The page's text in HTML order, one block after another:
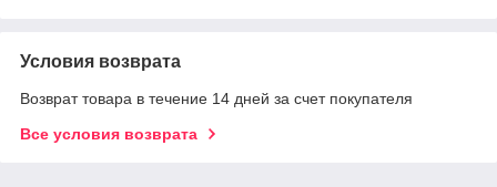
Условия возврата
Возврат товара в течение 14 дней за счет покупателя
Все условия возврата